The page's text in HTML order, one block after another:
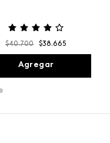
$40.700 $38.665
Agregar